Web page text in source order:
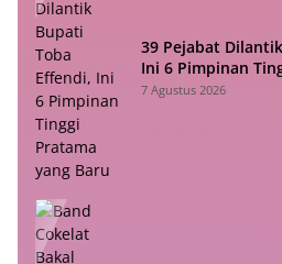
39 Pejabat
Ini 6 Pimpinan
7 Agustus 2026